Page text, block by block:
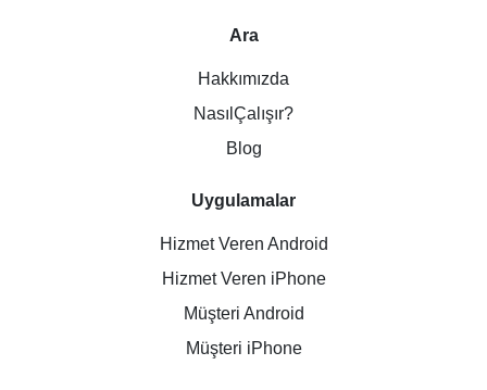
Ara
Hakkımızda
NasılÇalışır?
Blog
Uygulamalar
Hizmet Veren Android
Hizmet Veren iPhone
Müşteri Android
Müşteri iPhone